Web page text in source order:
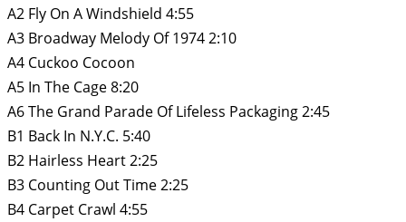
A2 Fly On A Windshield 4:55
A3 Broadway Melody Of 1974 2:10
A4 Cuckoo Cocoon
A5 In The Cage 8:20
A6 The Grand Parade Of Lifeless Packaging 2:45
B1 Back In N.Y.C. 5:40
B2 Hairless Heart 2:25
B3 Counting Out Time 2:25
B4 Carpet Crawl 4:55